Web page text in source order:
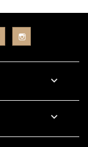

